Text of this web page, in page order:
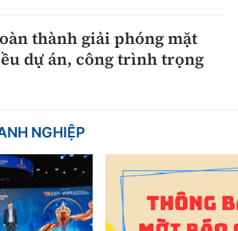
thành giải phóng mặt
dự án, công trình trọng
NGHIỆP